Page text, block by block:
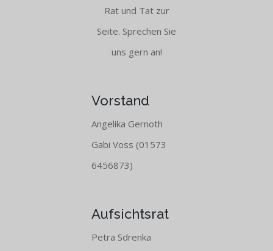
Rat und Tat zur
Seite. Sprechen Sie
uns gern an!
Vorstand
Angelika Gernoth
Gabi Voss (01573
6456873)
Aufsichtsrat
Petra Sdrenka